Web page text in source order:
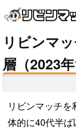
リビンマ
層（2023
リビンマッチ
体的に40代半